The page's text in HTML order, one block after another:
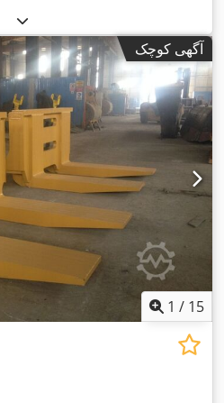
آگهی کوچک
1 / 15